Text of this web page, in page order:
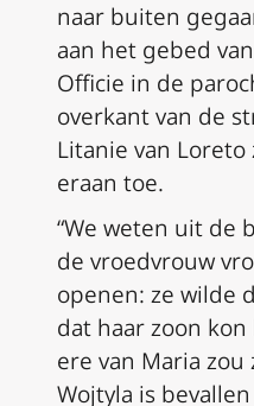
naar buiten
aan het gebed
Officie in de
overkant van de
Litanie van
eraan toe.
“We weten uit de
de vroedvrouw
openen: ze wilde
dat haar zoon
ere van Maria zou
Wojtyla is